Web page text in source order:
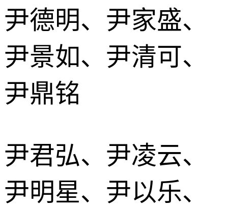
尹德明、尹家盛、
尹景如、尹清可、
尹鼎铭
尹君弘、尹凌云、
尹明星、尹以乐、